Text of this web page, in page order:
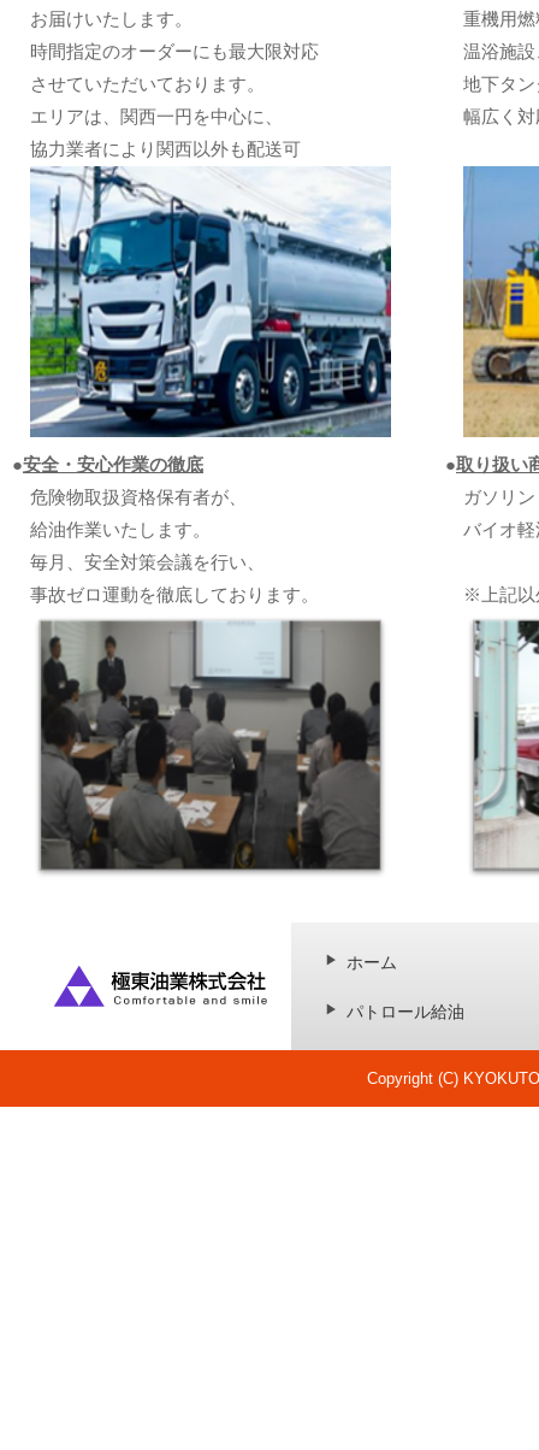
お届けいたします。
時間指定のオーダーにも最大限対応
させていただいております。
エリアは、関西一円を中心に、
協力業者により関西以外も配送可
重機用
温浴施
地下タ
幅広く
●安全・安心作業の徹底
危険物取扱資格保有者が、
給油作業いたします。
毎月、安全対策会議を行い、
事故ゼロ運動を徹底しております。
●取り扱い
ガソリ
バイオ
※上記以
ホーム
パトロール給油
Copyright (C)